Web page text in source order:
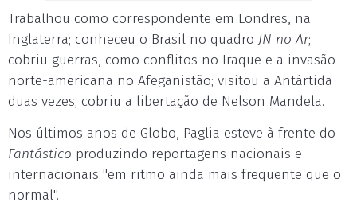
Trabalhou como correspondente em Londres, na
Inglaterra; conheceu o Brasil no quadro JN no Ar;
cobriu guerras, como conflitos no Iraque e a invasão
norte-americana no Afeganistão; visitou a Antártida
duas vezes; cobriu a libertação de Nelson Mandela.
Nos últimos anos de Globo, Paglia esteve à frente do
Fantástico produzindo reportagens nacionais e
internacionais "em ritmo ainda mais frequente que o
normal".